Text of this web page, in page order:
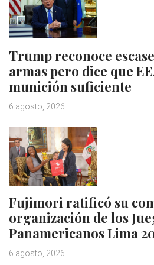
Trump reconoce
armas pero dice que
munición suficiente
6 agosto, 2026
Fujimori ratificó su
organización de los
Panamericanos Lima
6 agosto, 2026